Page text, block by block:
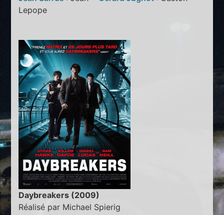
Lepope
Daybreakers (2009)
Réalisé par Michael Spierig